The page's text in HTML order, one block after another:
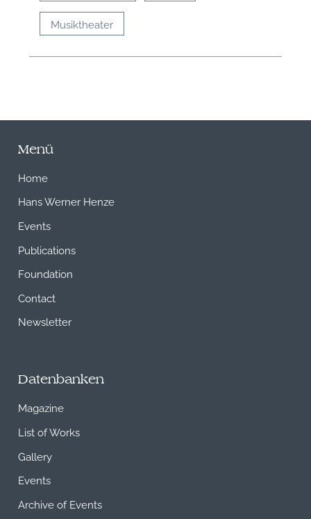
Musiktheater
Menü
Home
Hans Werner Henze
Events
Publications
Foundation
Contact
Newsletter
Datenbanken
Magazine
List of Works
Gallery
Events
Archive of Events